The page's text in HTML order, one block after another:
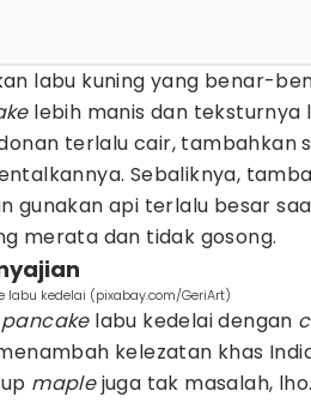
labu kuning yang benar-
lebih manis dan teksturnya
terlalu cair, tambahkan
Sebaliknya,
gunakan api terlalu besar
merata dan tidak gosong.
kedelai (pixabay.com/GeriArt)
pancakelabu kedelai dengan
kelezatan khas
maplejuga tak masalah,